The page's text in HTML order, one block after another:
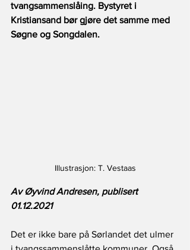
tvangsammenslåing. Bystyret i
Kristiansand bør gjøre det samme med
Søgne og Songdalen.
Illustrasjon: T. Vestaas
Av Øyvind Andresen, publisert
01.12.2021
Det er ikke bare på Sørlandet det ulmer